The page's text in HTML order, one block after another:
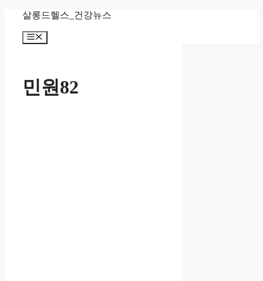
살롱드헬스_건강뉴스
메
민원82